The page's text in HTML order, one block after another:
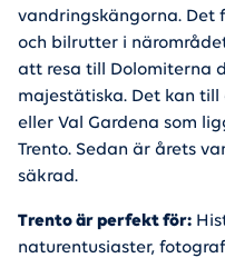
vandringskängorna. Det
och bilrutter i
att resa till Dolomiterna
majestätiska. Det kan till
eller Val Gardena som
Trento. Sedan är årets
säkrad.
Trento är perfekt för:
naturentusiaster,